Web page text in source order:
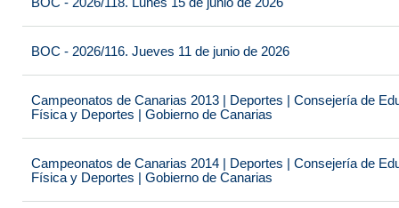
BOC - 2026/116. Jueves 11 de junio de 2026
Campeonatos de Canarias 2013 | Deportes | Consejería de
Física y Deportes | Gobierno de Canarias
Campeonatos de Canarias 2014 | Deportes | Consejería de
Física y Deportes | Gobierno de Canarias